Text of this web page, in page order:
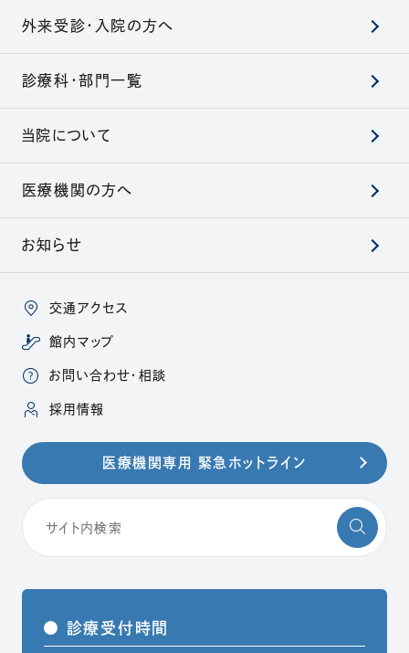
外来受診・入院の方へ
診療科・部門一覧
当院について
医療機関の方へ
お知らせ
交通アクセス
館内マップ
お問い合わせ・相談
採用情報
医療機関専用 緊急ホットライン
診療受付時間